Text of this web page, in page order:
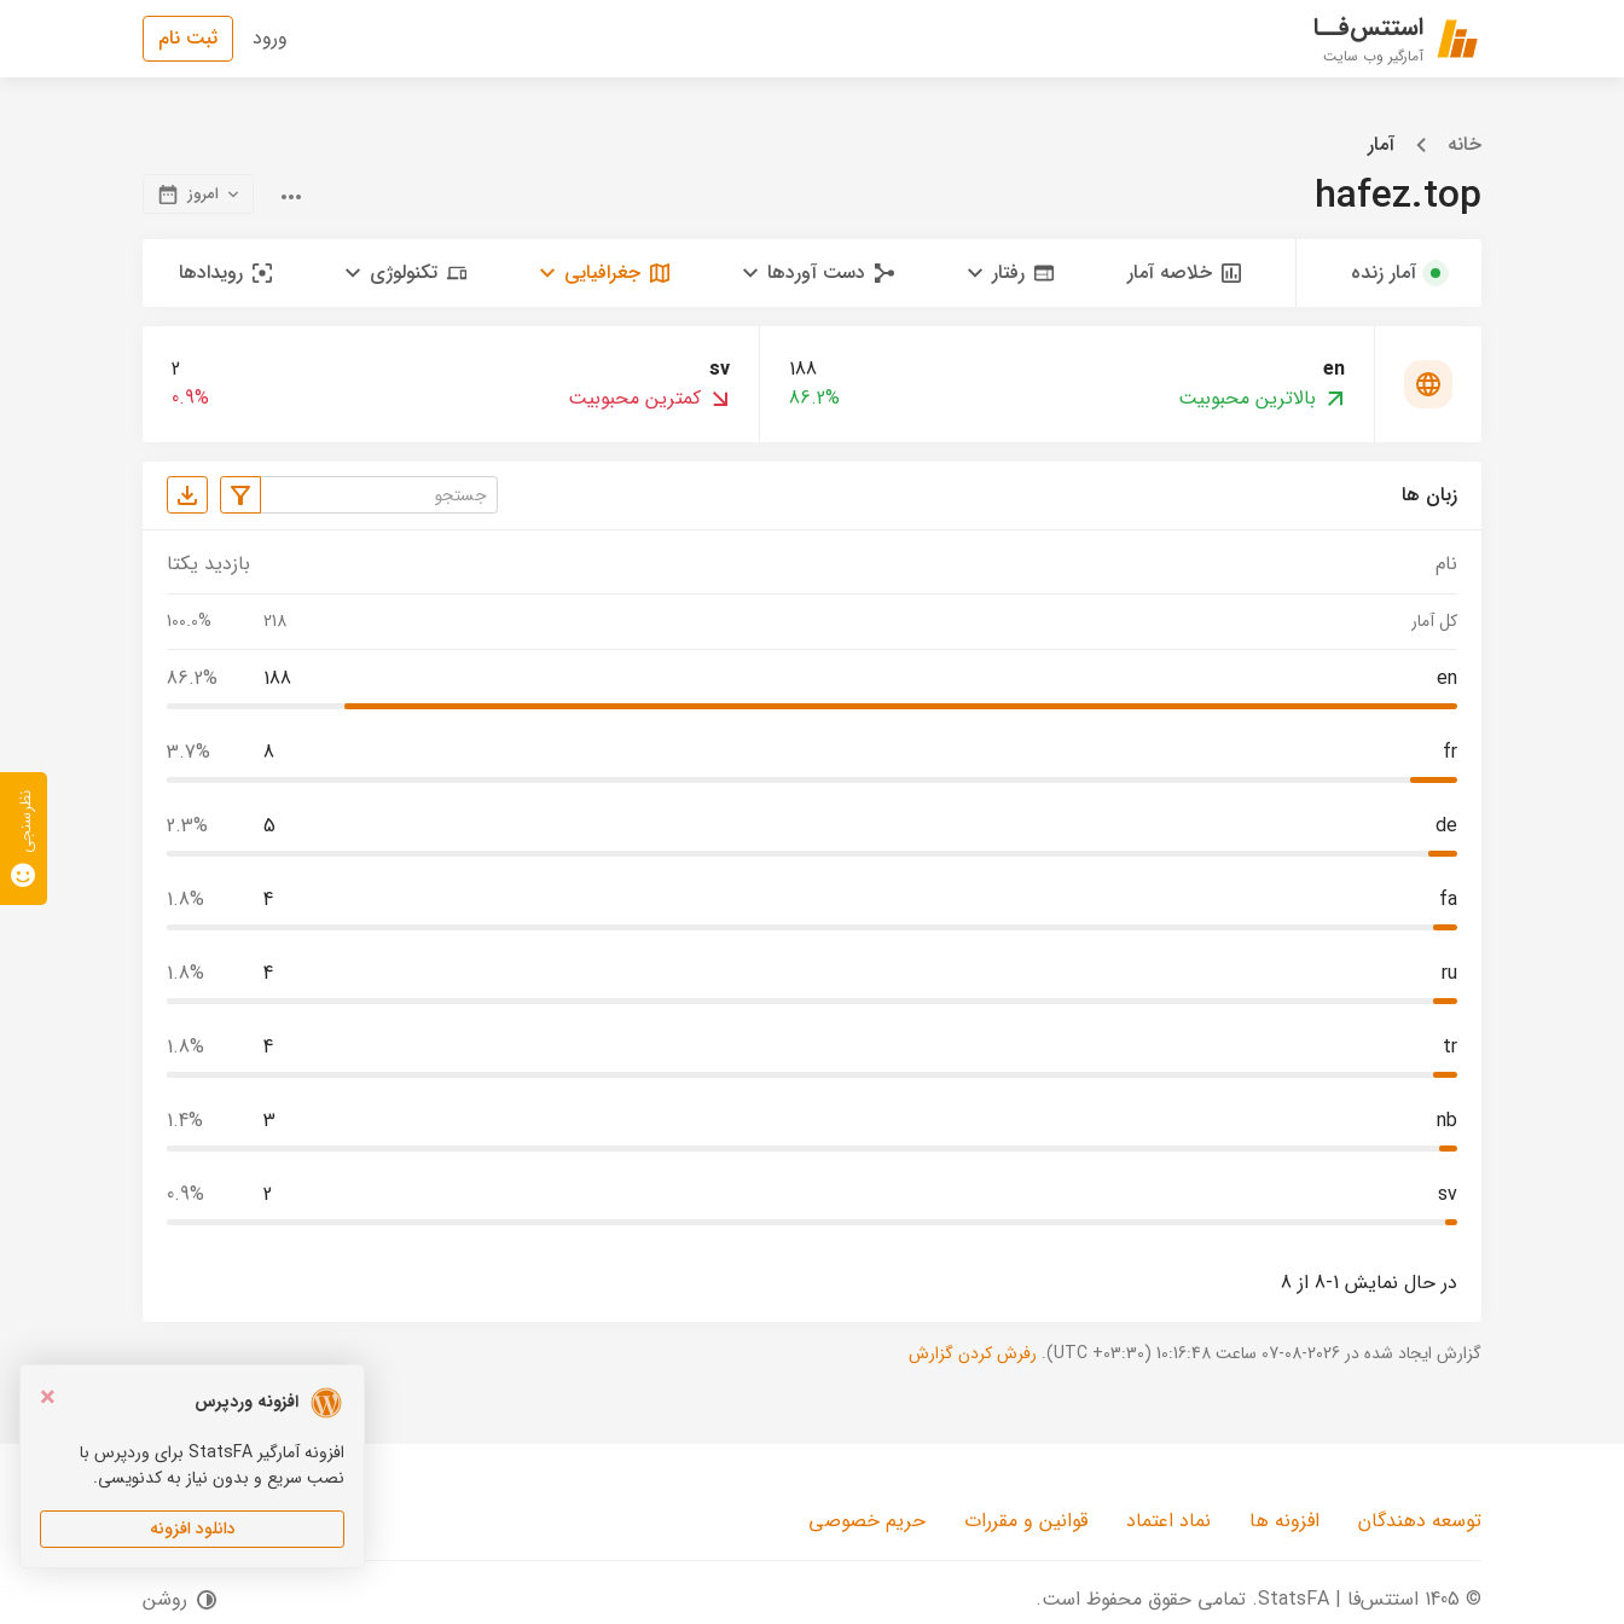
استتس‌فــا
آمارگیر وب سایت
ورود ثبت نام
خانه آمار
hafez.top امروز
آمار زنده خلاصه آمار رفتار دست آوردها جغرافیایی تکنولوژی رویدادها
en
188
بالاترین محبوبیت
86.2%
sv
2
کمترین محبوبیت
0.9%
زبان ها
نام بازدید یکتا
کل آمار 218
100.0%
en
188
86.2%
fr
8
3.7%
de
5
2.3%
fa
4
1.8%
ru
4
1.8%
tr
4
1.8%
nb
3
1.4%
sv
2
0.9%
در حال نمایش 1-8 از 8
گزارش ایجاد شده در 2026-08-07 ساعت 10:16:48 (UTC +03:30). رفرش کردن گزارش
×
افزونه وردپرس
افزونه آمارگیر StatsFA برای وردپرس با
نصب سریع و بدون نیاز به کدنویسی.
دانلود افزونه
توسعه دهندگان افزونه ها نماد اعتماد قوانین و مقررات حریم خصوصی Instagram
Telegram
© 1405 استتس‌فا | StatsFA. تمامی حقوق محفوظ است. روشن
نظرسنجی